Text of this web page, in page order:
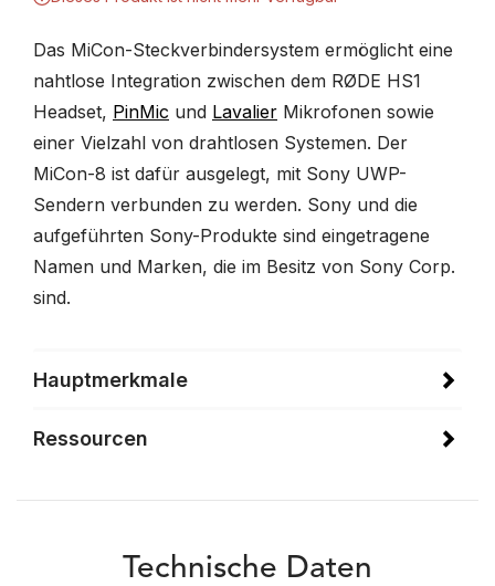
Das MiCon-Steckverbindersystem ermöglicht eine
nahtlose Integration zwischen dem RØDE HS1
Headset, PinMic und Lavalier Mikrofonen sowie
einer Vielzahl von drahtlosen Systemen. Der
MiCon-8 ist dafür ausgelegt, mit Sony UWP-
Sendern verbunden zu werden. Sony und die
aufgeführten Sony-Produkte sind eingetragene
Namen und Marken, die im Besitz von Sony Corp.
sind.
Hauptmerkmale
Ressourcen
Technische Daten